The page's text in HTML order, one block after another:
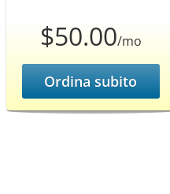
$50.00/mo
Ordina subito